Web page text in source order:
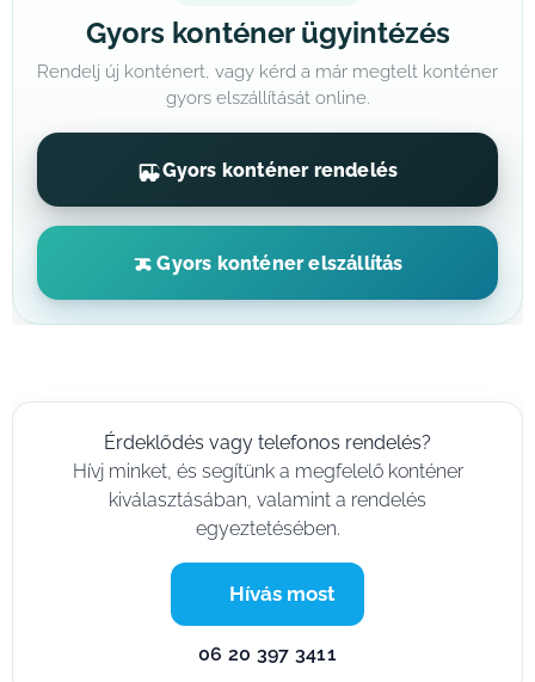
Gyors konténer ügyintézés
Rendelj új konténert, vagy kérd a már megtelt konténer
gyors elszállítását online.
Gyors konténer rendelés
Gyors konténer elszállítás
Érdeklődés vagy telefonos rendelés?
Hívj minket, és segítünk a megfelelő konténer
kiválasztásában, valamint a rendelés
egyeztetésében.
📞 Hívás most
06 20 397 3411